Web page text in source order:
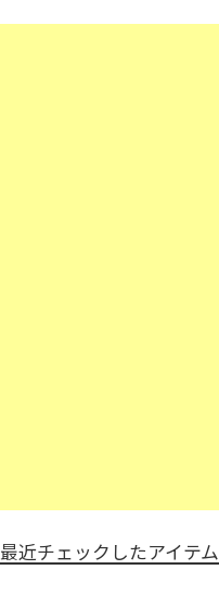
最近チェックしたアイテム